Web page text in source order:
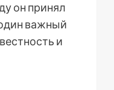
он принял
важный
и